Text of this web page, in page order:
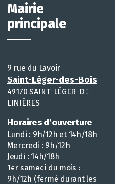
Mairie
principale
9 rue du Lavoir
Saint-Léger-des-Bois
49170 SAINT-LÉGER-DE-
LINIÈRES
Horaires d’ouverture
Lundi : 9h/12h et 14h/18h
Mercredi : 9h/12h
Jeudi : 14h/18h
1er samedi du mois :
9h/12h (fermé durant les